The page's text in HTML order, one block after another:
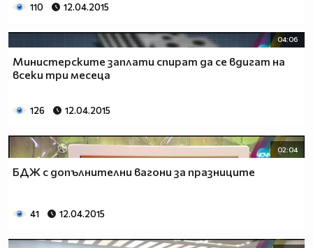
110 12.04.2015
04:06
Министерските заплати спират да се вдигат на
всеки три месеца
126 12.04.2015
02:04
БДЖ с допълнителни вагони за празниците
41 12.04.2015